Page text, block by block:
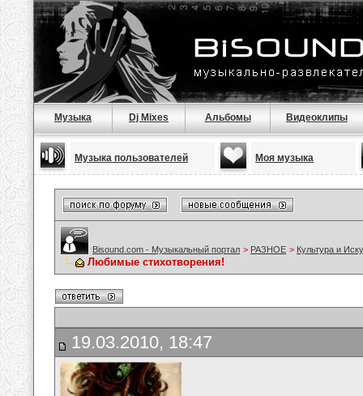
Музыка Dj Mixes Альбомы Видеоклипы
Музыка пользователей Моя музыка
Bisound.com - Музыкальный портал > РАЗНОЕ > Культура и
Любимые стихотворения!
19.03.2010, 18:47